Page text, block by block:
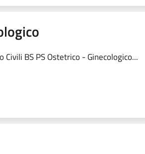
Civili BS PS Ostetrico - Ginecologico...